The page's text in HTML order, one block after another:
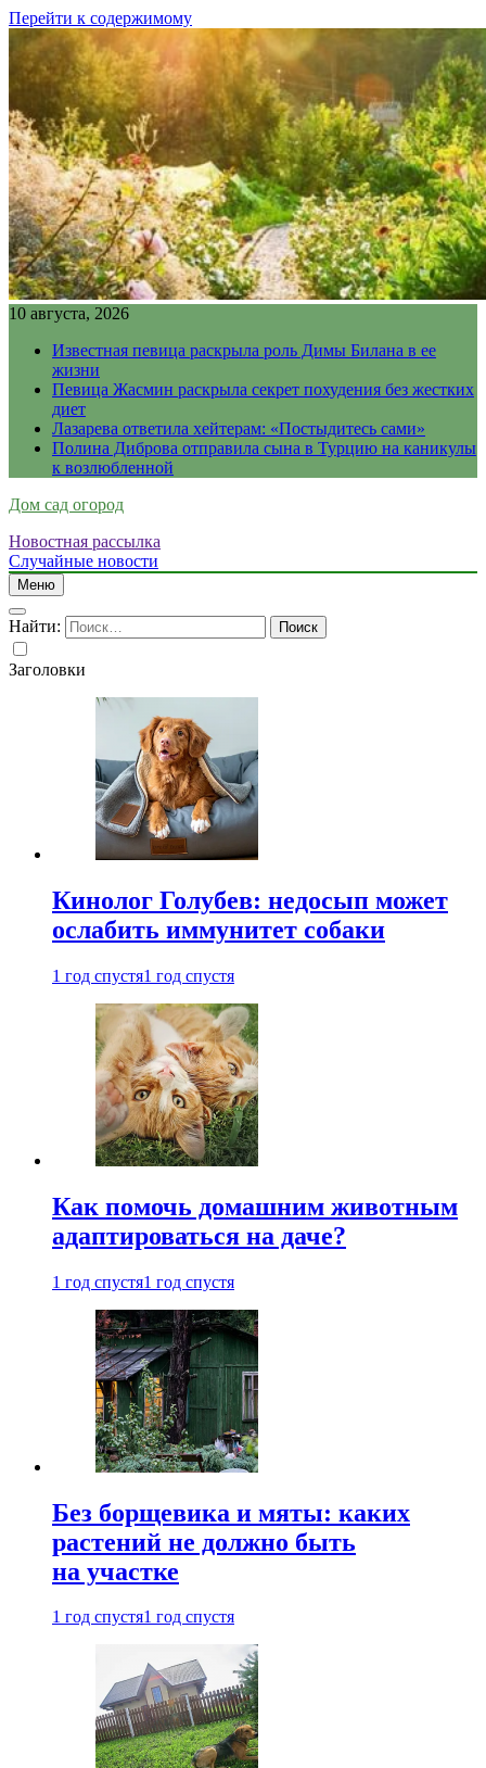
Перейти к содержимому
10 августа, 2026
Известная певица раскрыла роль Димы Билана в ее
жизни
Певица Жасмин раскрыла секрет похудения без жестких
диет
Лазарева ответила хейтерам: «Постыдитесь сами»
Полина Диброва отправила сына в Турцию на каникулы
к возлюбленной
Дом сад огород
Новостная рассылка
Случайные новости
Меню
Найти:
Заголовки
Кинолог Голубев: недосып может
ослабить иммунитет собаки
1 год спустя1 год спустя
Как помочь домашним животным
адаптироваться на даче?
1 год спустя1 год спустя
Без борщевика и мяты: каких
растений не должно быть
на участке
1 год спустя1 год спустя